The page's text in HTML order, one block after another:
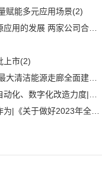
赋能多元应用场景(2)
安森美和上能电气携手引领可持续能源应用的发展 两家公司合作开发高性能储能和太阳能组串式逆变器方案 以实现可持续的未来
上市(2)
白鹤滩水电站全部机组投产发电 世界最大清洁能源走廊全面建成|将为建设新型能源体系、保障国家能源安全、实现“双碳”目标提供有力支撑
(1)
自动化科技将在乡村振兴工作中大有作为|《关于做好2023年全面推进乡村振兴重点工作的意见》发布